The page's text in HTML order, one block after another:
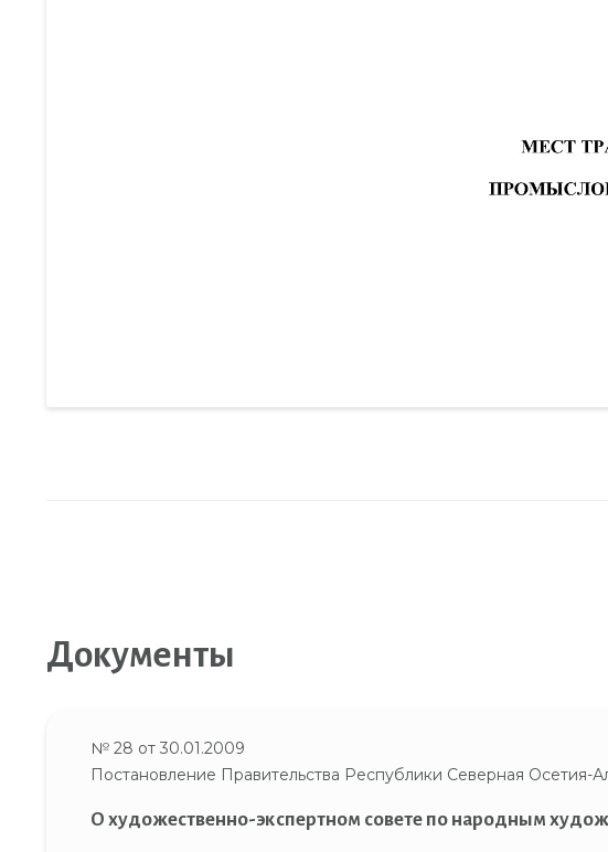
Документы
№ 28 от 30.01.2009
Постановление Правительства Республики Северная Осетия-
О художественно-экспертном совете по народным